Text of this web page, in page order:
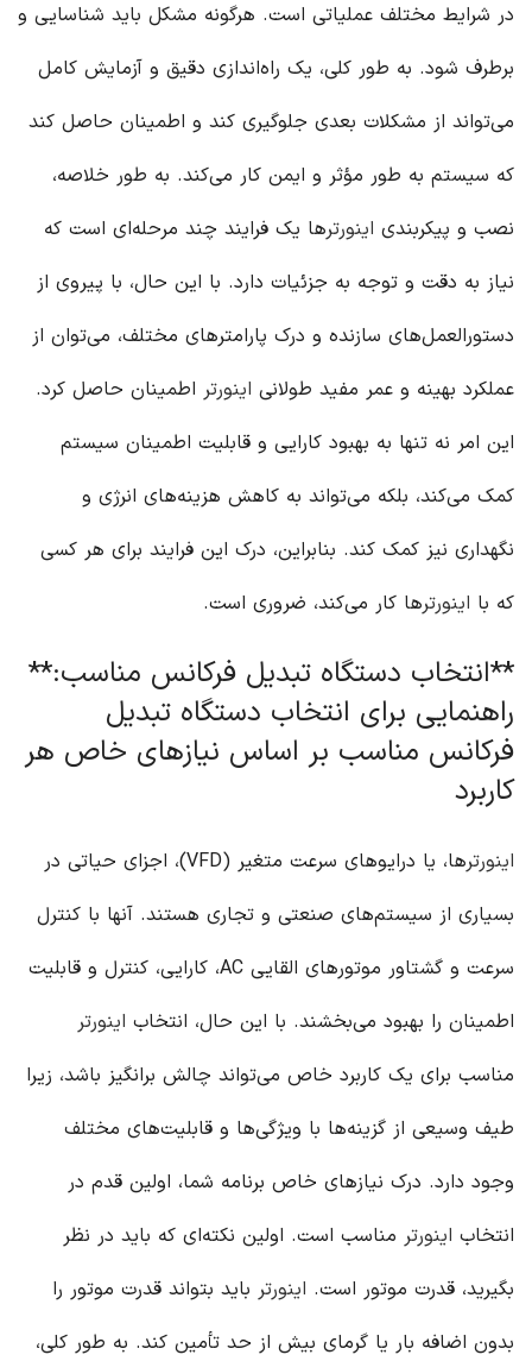
در شرایط مختلف عملیاتی است. هرگونه مشکل باید شناسایی و
برطرف شود. به طور کلی، یک راه‌اندازی دقیق و آزمایش کامل
می‌تواند از مشکلات بعدی جلوگیری کند و اطمینان حاصل کند
که سیستم به طور مؤثر و ایمن کار می‌کند. به طور خلاصه،
نصب و پیکربندی اینورترها یک فرایند چند مرحله‌ای است که
نیاز به دقت و توجه به جزئیات دارد. با این حال، با پیروی از
دستورالعمل‌های سازنده و درک پارامترهای مختلف، می‌توان از
عملکرد بهینه و عمر مفید طولانی اینورتر اطمینان حاصل کرد.
این امر نه تنها به بهبود کارایی و قابلیت اطمینان سیستم
کمک می‌کند، بلکه می‌تواند به کاهش هزینه‌های انرژی و
نگهداری نیز کمک کند. بنابراین، درک این فرایند برای هر کسی
که با اینورترها کار می‌کند، ضروری است.
**انتخاب دستگاه تبدیل فرکانس مناسب:**
راهنمایی برای انتخاب دستگاه تبدیل
فرکانس مناسب بر اساس نیازهای خاص هر
کاربرد
اینورتر
ها، یا درایوهای سرعت متغیر (VFD)، اجزای حیاتی در
بسیاری از سیستم‌های صنعتی و تجاری هستند. آنها با کنترل
سرعت و گشتاور موتورهای القایی AC، کارایی، کنترل و قابلیت
اطمینان را بهبود می‌بخشند. با این حال، انتخاب اینورتر
مناسب برای یک کاربرد خاص می‌تواند چالش برانگیز باشد، زیرا
طیف وسیعی از گزینه‌ها با ویژگی‌ها و قابلیت‌های مختلف
وجود دارد. درک نیازهای خاص برنامه شما، اولین قدم در
انتخاب اینورتر مناسب است. اولین نکته‌ای که باید در نظر
بگیرید، قدرت موتور است. اینورتر باید بتواند قدرت موتور را
بدون اضافه بار یا گرمای بیش از حد تأمین کند. به طور کلی،